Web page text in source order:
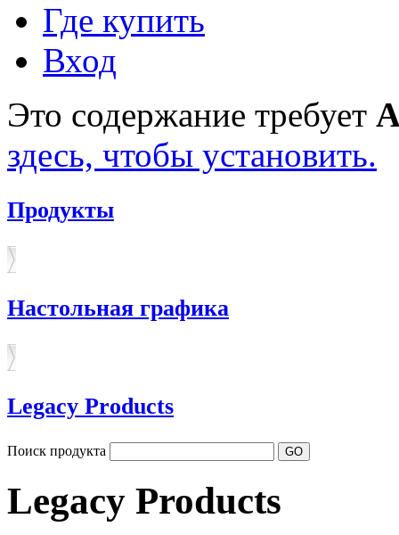
Где купить
Вход
Это содержание требует
здесь, чтобы установить.
Продукты
Настольная графика
Legacy Products
Поиск продукта
Legacy Products